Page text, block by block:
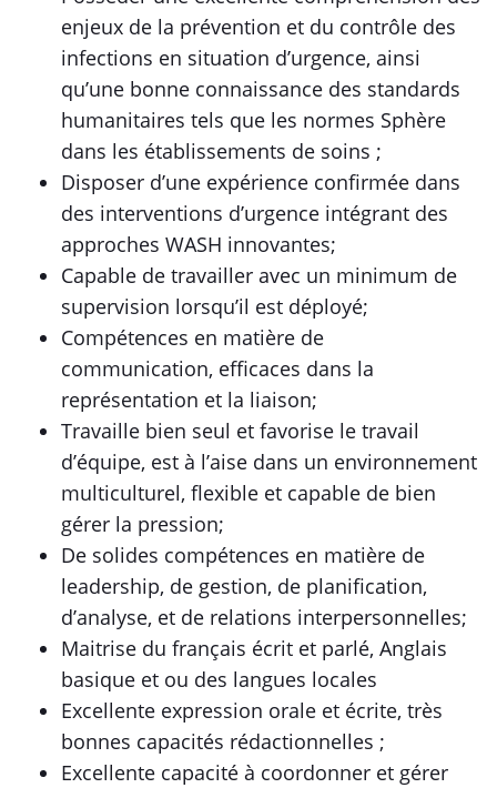
enjeux de la prévention et du contrôle des
infections en situation d’urgence, ainsi
qu’une bonne connaissance des standards
humanitaires tels que les normes Sphère
dans les établissements de soins ;
Disposer d’une expérience confirmée dans
des interventions d’urgence intégrant des
approches WASH innovantes;
Capable de travailler avec un minimum de
supervision lorsqu’il est déployé;
Compétences en matière de
communication, efficaces dans la
représentation et la liaison;
Travaille bien seul et favorise le travail
d’équipe, est à l’aise dans un environnement
multiculturel, flexible et capable de bien
gérer la pression;
De solides compétences en matière de
leadership, de gestion, de planification,
d’analyse, et de relations interpersonnelles;
Maitrise du français écrit et parlé, Anglais
basique et ou des langues locales
Excellente expression orale et écrite, très
bonnes capacités rédactionnelles ;
Excellente capacité à coordonner et gérer